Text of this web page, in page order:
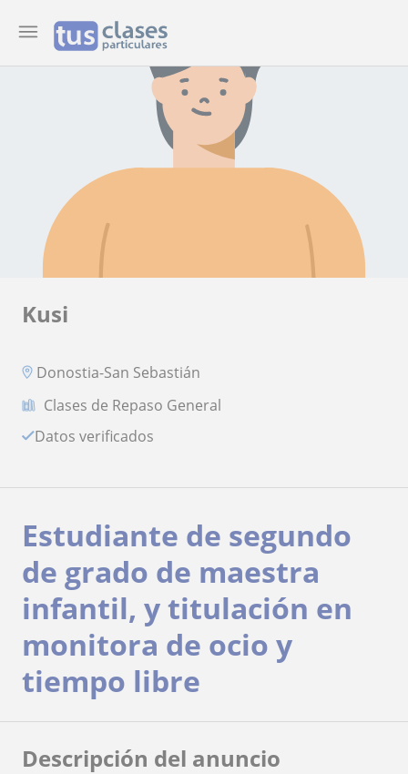
Kusi
Donostia-San Sebastián
Clases de Repaso General
Datos verificados
Estudiante de segundo
de grado de maestra
infantil, y titulación en
monitora de ocio y
tiempo libre
Descripción del anuncio